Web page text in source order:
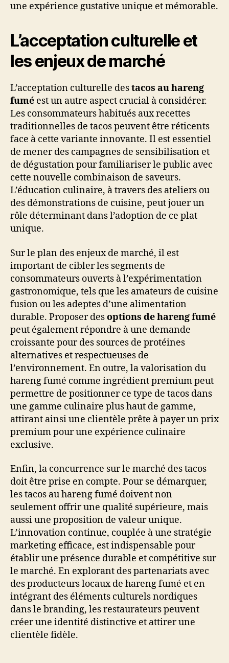
une expérience gustative unique et mémorable.
L’acceptation culturelle et
les enjeux de marché
L’acceptation culturelle destacos au hareng
fumé est un autre aspect crucial à considérer.
Les consommateurs habitués aux recettes
traditionnelles de tacos peuvent être réticents
face à cette variante innovante. Il est essentiel
de mener des campagnes de sensibilisation et
de dégustation pour familiariser le public avec
cette nouvelle combinaison de saveurs.
L’éducation culinaire, à travers des ateliers ou
des démonstrations de cuisine, peut jouer un
rôle déterminant dans l’adoption de ce plat
unique.
Sur le plan des enjeux de marché, il est
important de cibler les segments de
consommateurs ouverts à l’expérimentation
gastronomique, tels que les amateurs de cuisine
fusion ou les adeptes d’une alimentation
durable. Proposer desoptions de hareng fumé
peut également répondre à une demande
croissante pour des sources de protéines
alternatives et respectueuses de
l’environnement. En outre, la valorisation du
hareng fumé comme ingrédient premium peut
permettre de positionner ce type de tacos dans
une gamme culinaire plus haut de gamme,
attirant ainsi une clientèle prête à payer un prix
premium pour une expérience culinaire
exclusive.
Enfin, la concurrence sur le marché des tacos
doit être prise en compte. Pour se démarquer,
les tacos au hareng fumé doivent non
seulement offrir une qualité supérieure, mais
aussi une proposition de valeur unique.
L’innovation continue, couplée à une stratégie
marketing efficace, est indispensable pour
établir une présence durable et compétitive sur
le marché. En explorant des partenariats avec
des producteurs locaux de hareng fumé et en
intégrant des éléments culturels nordiques
dans le branding, les restaurateurs peuvent
créer une identité distinctive et attirer une
clientèle fidèle.